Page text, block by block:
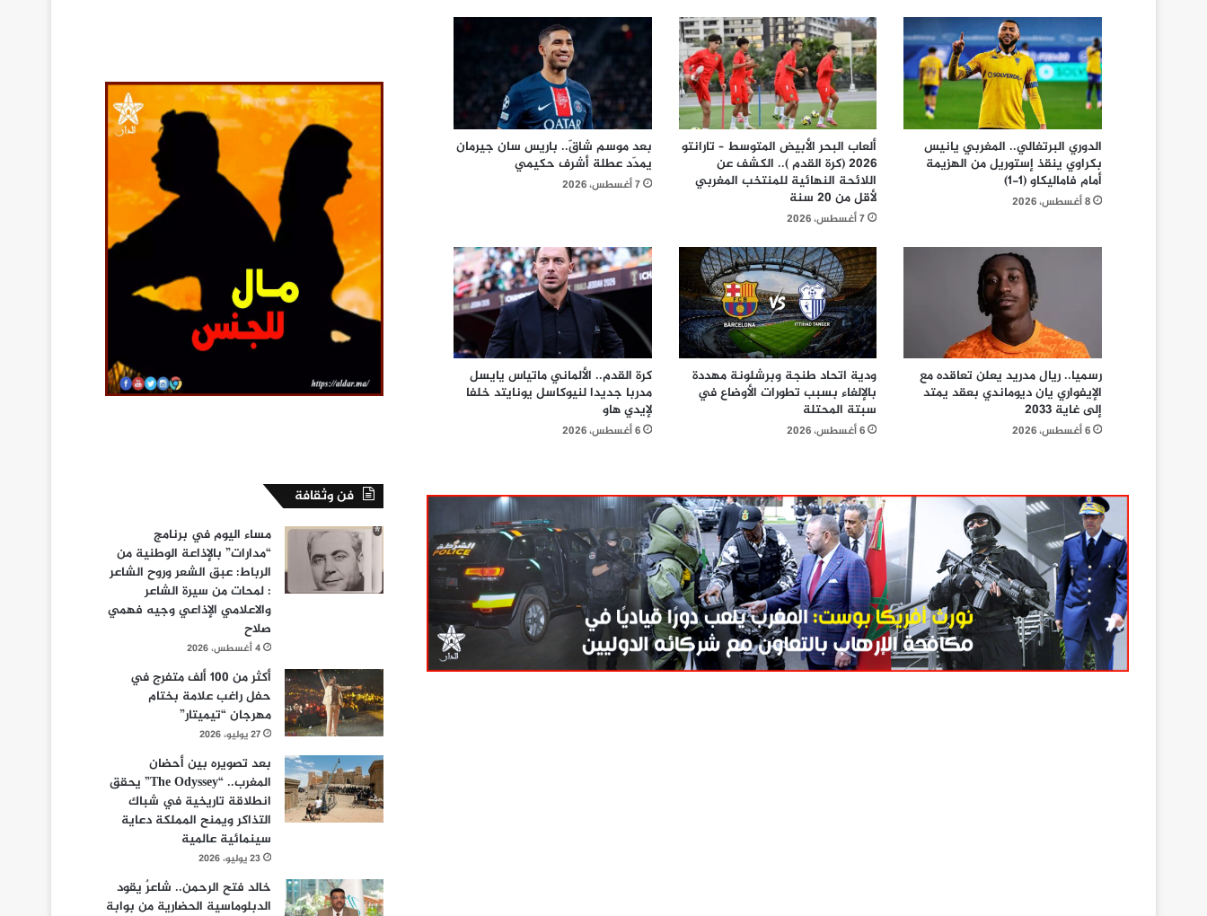
الدوري البرتغالي.. المغربي يانيس
بكراوي ينقذ إستوريل من الهزيمة
أمام فاماليكاو (1-1)
8 أغسطس، 2026
ألعاب البحر الأبيض المتوسط – تارانتو
2026 (كرة القدم ).. الكشف عن
اللائحة النهائية للمنتخب المغربي
لأقل من 20 سنة
7 أغسطس، 2026
بعد موسم شاقّ.. باريس سان جيرمان
يمدّد عطلة أشرف حكيمي
7 أغسطس، 2026
رسميا.. ريال مدريد يعلن تعاقده مع
الإيفواري يان ديوماندي بعقد يمتد
إلى غاية 2033
6 أغسطس، 2026
ودية اتحاد طنجة وبرشلونة مهددة
بالإلغاء بسبب تطورات الأوضاع في
سبتة المحتلة
6 أغسطس، 2026
كرة القدم.. الألماني ماتياس يايسل
مدربا جديدا لنيوكاسل يونايتد خلفا
لإيدي هاو
6 أغسطس، 2026
فن وثقافة
مساء اليوم في برنامج
“مدارات” بالإذاعة الوطنية من
الرباط: عبق الشعر وروح الشاعر
: لمحات من سيرة الشاعر
والاعلامي الإذاعي وجيه فهمي
صلاح
4 أغسطس، 2026
أكثر من 100 ألف متفرج في
حفل راغب علامة بختام
مهرجان “تيميتار”
27 يوليو، 2026
بعد تصويره بين أحضان
المغرب.. “The Odyssey” يحقق
انطلاقة تاريخية في شباك
التذاكر ويمنح المملكة دعاية
سينمائية عالمية
23 يوليو، 2026
خالد فتح الرحمن.. شاعرٌ يقود
الدبلوماسية الحضارية من بوابة